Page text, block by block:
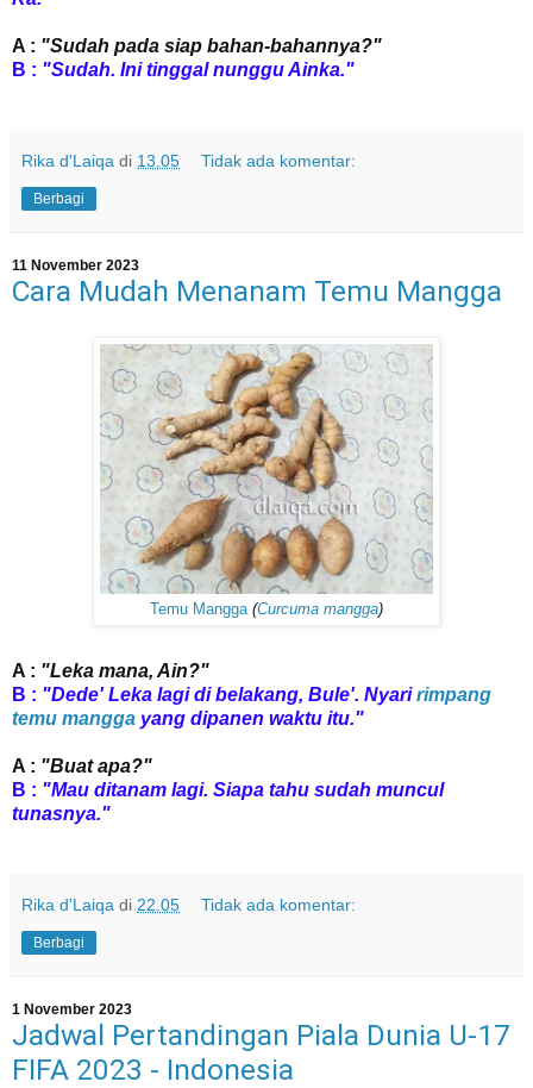
A : "Sudah pada siap bahan-bahannya?"
B : "Sudah. Ini tinggal nunggu Ainka."
Rika d'Laiqa di 13.05 Tidak ada komentar:
Berbagi
11 November 2023
Cara Mudah Menanam Temu Mangga
Temu Mangga (Curcuma mangga)
A : "Leka mana, Ain?"
B : "Dede' Leka lagi di belakang, Bule'. Nyaririmpang
temu mangga yang dipanen waktu itu."
A : "Buat apa?"
B : "Mau ditanam lagi. Siapa tahu sudah muncul
tunasnya."
Rika d'Laiqa di 22.05 Tidak ada komentar:
Berbagi
1 November 2023
Jadwal Pertandingan Piala Dunia U-17
FIFA 2023 - Indonesia